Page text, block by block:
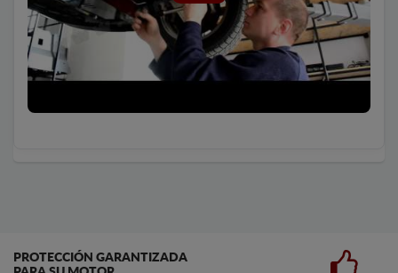
PROTECCIÓN GARANTIZADA